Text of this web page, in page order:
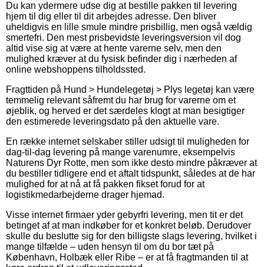
Du kan ydermere udse dig at bestille pakken til levering
hjem til dig eller til dit arbejdes adresse. Den bliver
uheldigvis en lille smule mindre prisbillig, men også vældig
smertefri. Den mest prisbevidste leveringsversion vil dog
altid vise sig at være at hente varerne selv, men den
mulighed kræver at du fysisk befinder dig i nærheden af
online webshoppens tilholdssted.
Fragttiden på Hund > Hundelegetøj > Plys legetøj kan være
temmelig relevant såfremt du har brug for varerne om et
øjeblik, og herved er det særdeles klogt at man besigtiger
den estimerede leveringsdato på den aktuelle vare.
En række internet selskaber stiller udsigt til muligheden for
dag-til-dag levering på mange varenumre, eksempelvis
Naturens Dyr Rotte, men som ikke desto mindre påkræver at
du bestiller tidligere end et aftalt tidspunkt, således at de har
mulighed for at nå at få pakken fikset forud for at
logistikmedarbejderne drager hjemad.
Visse internet firmaer yder gebyrfri levering, men tit er det
betinget af at man indkøber for et konkret beløb. Derudover
skulle du beslutte sig for den billigste slags levering, hvilket i
mange tilfælde – uden hensyn til om du bor tæt på
København, Holbæk eller Ribe – er at få fragtmanden til at